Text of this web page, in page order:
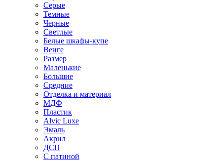
Серые
Темные
Черные
Светлые
Белые шкафы-купе
Венге
Размер
Маленькие
Большие
Средние
Отделка и материал
МДФ
Пластик
Alvic Luxe
Эмаль
Акрил
ДСП
С патиной